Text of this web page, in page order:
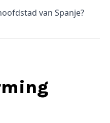
van Spanje?